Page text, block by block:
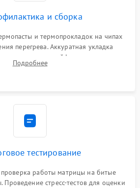
и сборка
и термопрокладок на чипах
перегрева. Аккуратная укладка
хрупких шлейфов матрицы и
всех элементов внутри корпуса
Подробнее
тестирование
работы матрицы на битые
Проведение стресс-тестов для оценки